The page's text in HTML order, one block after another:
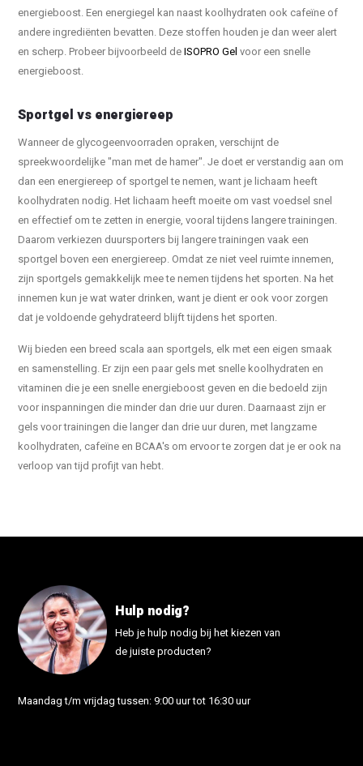
energieboost. Een energiegel kan naast koolhydraten ook cafeïne of
andere ingrediënten bevatten. Deze stoffen houden je dan weer alert
en scherp. Probeer bijvoorbeeld deISOPRO Gel voor een snelle
energieboost.
Sportgel vs energiereep
Wanneer de glycogeenvoorraden opraken, verschijnt de
spreekwoordelijke "man met de hamer". Je doet er verstandig aan om
dan een energiereep of sportgel te nemen, want je lichaam heeft
koolhydraten nodig. Het lichaam heeft moeite om vast voedsel snel
en effectief om te zetten in energie, vooral tijdens langere trainingen.
Daarom verkiezen duursporters bij langere trainingen vaak een
sportgel boven een energiereep. Omdat ze niet veel ruimte innemen,
zijn sportgels gemakkelijk mee te nemen tijdens het sporten. Na het
innemen kun je wat water drinken, want je dient er ook voor zorgen
dat je voldoende gehydrateerd blijft tijdens het sporten.
Wij bieden een breed scala aan sportgels, elk met een eigen smaak
en samenstelling. Er zijn een paar gels met snelle koolhydraten en
vitaminen die je een snelle energieboost geven en die bedoeld zijn
voor inspanningen die minder dan drie uur duren. Daarnaast zijn er
gels voor trainingen die langer dan drie uur duren, met langzame
koolhydraten, cafeïne en BCAA's om ervoor te zorgen dat je er ook na
verloop van tijd profijt van hebt.
Hulp nodig?
Heb je hulp nodig bij het kiezen van
de juiste producten?
Maandag t/m vrijdag tussen: 9:00 uur tot 16:30 uur